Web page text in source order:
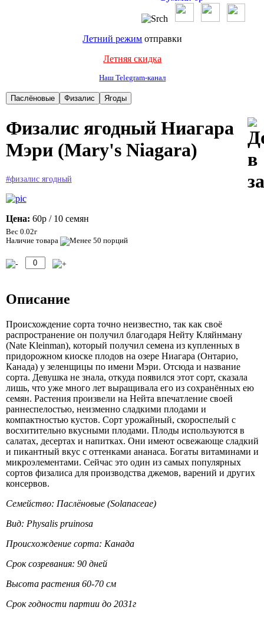
Летний режим отправки
Летняя скидка
Наш Telegram-канал
Физалис ягодный Ниагара
Мэри (Mary's Niagara)
#физалис ягодный
Цена: 60р / 10 семян
Вес 0.02г
Наличие товара
Описание
Происхождение сорта точно неизвестно, так как своё
распространение он получил благодаря Нейту Кляйнману
(Nate Kleinman), который получил семена из купленных в
придорожном киоске плодов на озере Ниагара (Онтарио,
Канада) у зеленщицы по имени Мэри. Отсюда и название
сорта. Девушка не знала, откуда появился этот сорт, сказала
лишь, что уже много лет выращивала его из сохранённых ею
семян. Растения произвели на Нейта впечатление своей
раннеспелостью, неизменно сладкими плодами и
компактностью кустов. Сорт урожайный, скороспелый с
восхитительно вкусными плодами. Плоды используются в
салатах, десертах и напитках. Они имеют освежающе сладкий
и пикантный вкус с оттенками ананаса. Богаты витаминами и
микроэлементами. Сейчас это один из самых популярных
сортов физалиса для производства джемов, варений и других
консервов.
Семейство: Паслёновые (Solanaceae)
Вид: Physalis pruinosa
Происхождение сорта: Канада
Срок созревания: 90 дней
Высота растения 60-70 см
Срок годности партии до 2031г